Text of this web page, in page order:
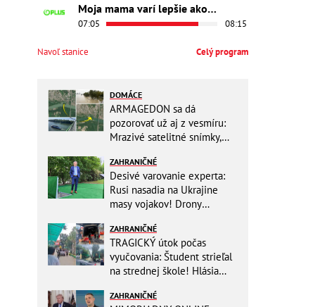
Moja mama varí lepšie ako tvoja
07:05 08:15
Navoľ stanice Celý program
DOMÁCE
ARMAGEDON sa dá
pozorovať už aj z vesmíru:
Mrazivé satelitné snímky,
vode ani stopy!
ZAHRANIČNÉ
Desivé varovanie experta:
Rusi nasadia na Ukrajine
masy vojakov! Drony
ZAHRANIČNÉ
TRAGICKÝ útok počas
vyučovania: Študent strieľal
na strednej škole! Hlásia
zranených
ZAHRANIČNÉ